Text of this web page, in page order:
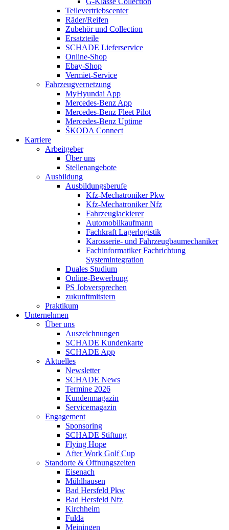
Teilevertriebscenter
Räder/Reifen
Zubehör und Collection
Ersatzteile
SCHADE Lieferservice
Online-Shop
Ebay-Shop
Vermiet-Service
Fahrzeugvernetzung
MyHyundai App
Mercedes-Benz App
Mercedes-Benz Fleet Pilot
Mercedes-Benz Uptime
ŠKODA Connect
Karriere
Arbeitgeber
Über uns
Stellenangebote
Ausbildung
Ausbildungsberufe
Kfz-Mechatroniker Pkw
Kfz-Mechatroniker Nfz
Fahrzeuglackierer
Automobilkaufmann
Fachkraft Lagerlogistik
Karosserie- und Fahrzeugbaumechaniker
Fachinformatiker Fachrichtung
Systemintegration
Duales Studium
Online-Bewerbung
PS Jobversprechen
zukunftmitstern
Praktikum
Unternehmen
Über uns
Auszeichnungen
SCHADE Kundenkarte
SCHADE App
Aktuelles
Newsletter
SCHADE News
Termine 2026
Kundenmagazin
Servicemagazin
Engagement
Sponsoring
SCHADE Stiftung
Flying Hope
After Work Golf Cup
Standorte & Öffnungszeiten
Eisenach
Mühlhausen
Bad Hersfeld Pkw
Bad Hersfeld Nfz
Kirchheim
Fulda
Meiningen